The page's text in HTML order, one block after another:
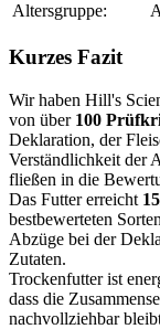
Altersgruppe:
Kurzes Fazit
Wir haben Hill's
von über 100
Deklaration, der
Verständlichkeit der
fließen in die
Das Futter erreicht
bestbewerteten
Abzüge bei der
Zutaten.
Trockenfutter ist
dass die
nachvollziehbar